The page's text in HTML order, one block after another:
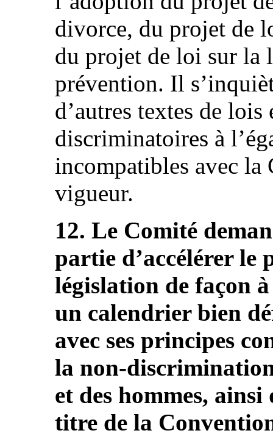
divorce, du projet de
du projet de loi sur la
prévention. Il
d’autres textes de
discriminatoires à
incompatibles avec la
vigueur.
12. Le Comité
partie d’accélérer le
législation de façon
un calendrier bien
avec ses principes
la non-discrimination
et des hommes, ainsi
titre de la